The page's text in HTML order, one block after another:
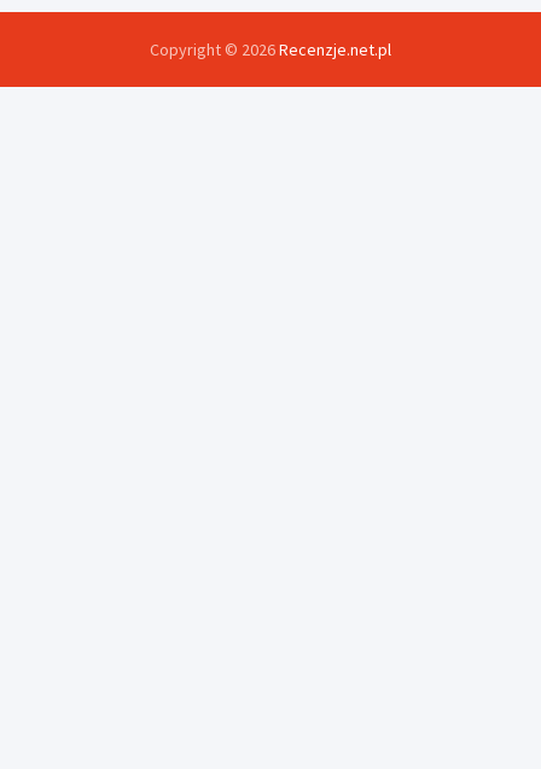
Copyright © 2026Recenzje.net.pl